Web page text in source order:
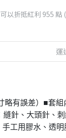
以折抵紅利 955 點
運
略有誤差）■套
針、大頭針、
工用膠水、透明